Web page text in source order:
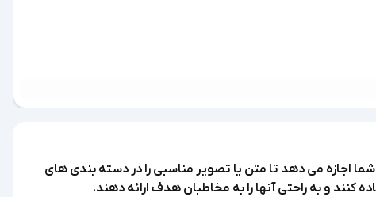
اجازه می دهد تا متن یا تصویر مناسبی را در دسته بندی های
و به راحتی آنها را به مخاطبان هدف ارائه دهند.